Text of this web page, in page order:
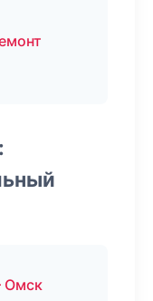
Омск